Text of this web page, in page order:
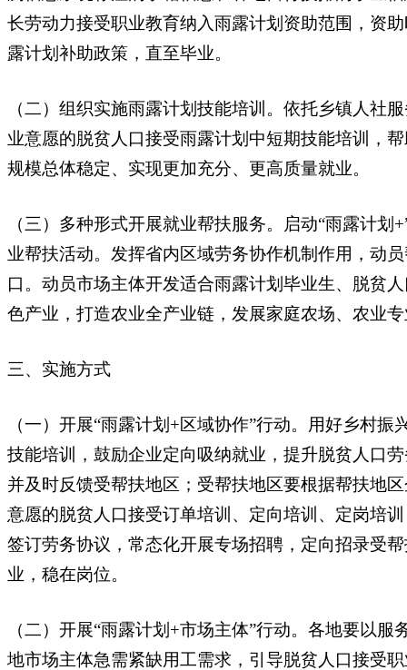
长劳动力接受职业教育纳入雨露计划资助范围，资
露计划补助政策，直至毕业。
（二）组织实施雨露计划技能培训。依托乡镇人社
业意愿的脱贫人口接受雨露计划中短期技能培训，
规模总体稳定、实现更加充分、更高质量就业。
（三）多种形式开展就业帮扶服务。启动“雨露计
业帮扶活动。发挥省内区域劳务协作机制作用，动
口。动员市场主体开发适合雨露计划毕业生、脱贫
色产业，打造农业全产业链，发展家庭农场、农业
三、实施方式
（一）开展“雨露计划+区域协作”行动。用好乡村
技能培训，鼓励企业定向吸纳就业，提升脱贫人口
并及时反馈受帮扶地区；受帮扶地区要根据帮扶地
意愿的脱贫人口接受订单培训、定向培训、定岗培
签订劳务协议，常态化开展专场招聘，定向招录受
业，稳在岗位。
（二）开展“雨露计划+市场主体”行动。各地要以
地市场主体急需紧缺用工需求，引导脱贫人口接受